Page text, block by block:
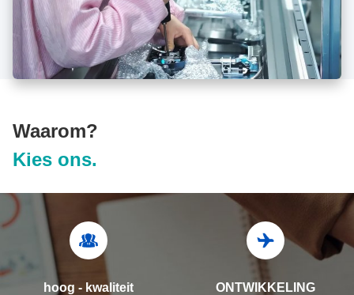
Waarom?
Kies ons.
hoog - kwaliteit ONTWIKKELING